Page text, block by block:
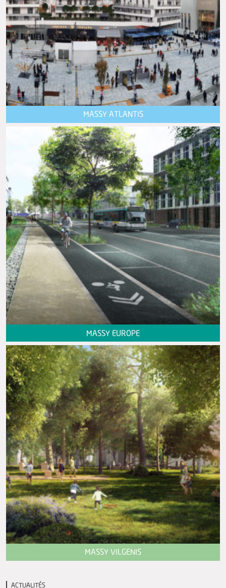
MASSY ATLANTIS
MASSY EUROPE
MASSY VILGENIS
ACTUALITÉS